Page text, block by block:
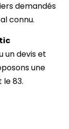
demandés
connu.
un devis et
une
83.